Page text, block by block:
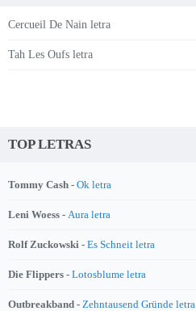
Cercueil De Nain letra
Tah Les Oufs letra
TOP LETRAS
Tommy Cash - Ok letra
Leni Woess - Aura letra
Rolf Zuckowski - Es Schneit letra
Die Flippers - Lotosblume letra
Outbreakband - Zehntausend Gründe letra